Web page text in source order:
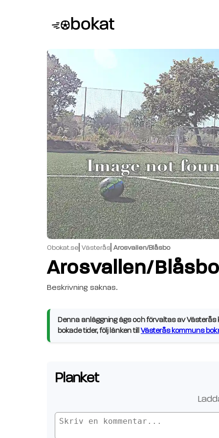
Obokat.se Västerås Arosvallen/Blåsbo
Arosvallen/
Beskrivning saknas.
Denna anläggning ägs och förvaltas av Västerås
bokade tider, följ länken till Västerås kommuns
Planket